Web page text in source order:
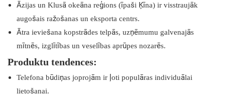
Āzijas un Klusā okeāna reģions (īpaši Ķīna) ir visstraujāk
augošais ražošanas un eksporta centrs.
Ātra ieviešana kopstrādes telpās, uzņēmumu galvenajās
mītnēs, izglītības un veselības aprūpes nozarēs.
Produktu tendences:
Telefona būdiņas joprojām ir ļoti populāras individuālai
lietošanai.